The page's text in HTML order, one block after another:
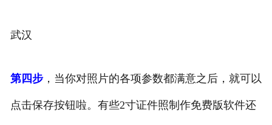
武汉
第四步，当你对照片的各项参数都满意之后，就可以
点击保存按钮啦。有些2寸证件照制作免费版软件还